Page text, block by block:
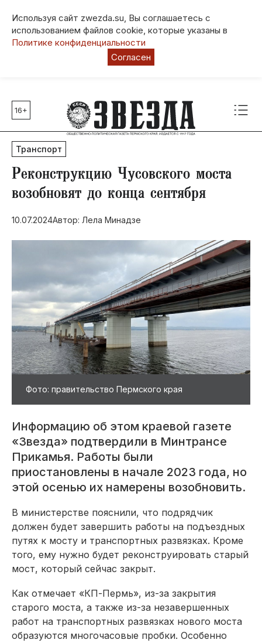
Используя сайт zwezda.su, Вы соглашаетесь с
использованием файлов cookie, которые указаны в
Политике конфиденциальности
Согласен
Главные темы
80 лет Победы
Молодежная столица РФ
СВО
Выборы в Пермском крае
Социальная поддержка
Инфраструктура
Благоустройство
16+
Транспорт
Реконструкцию Чусовского моста
возобновят до конца сентября
10.07.2024Автор: Лела Минадзе
Фото: правительство Пермского края
Информацию об этом краевой газете
«Звезда» подтвердили в Минтрансе
Прикамья. Работы были
приостановлены в начале 2023 года, но
этой осенью их намерены возобновить.
В министерстве пояснили, что подрядчик
должен будет завершить работы на подъездных
путях к мосту и транспортных развязках. Кроме
того, ему нужно будет реконструировать старый
мост, который сейчас закрыт.
Как отмечает «КП-Пермь», из-за закрытия
старого моста, а также из-за незавершенных
работ на транспортных развязках нового моста
образуются многочасовые пробки. Особенно